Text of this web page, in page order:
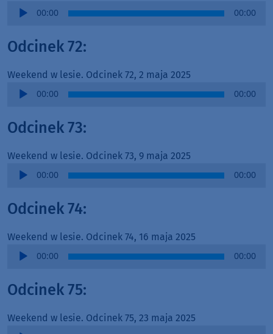
Audio
00:00 00:00
Odcinek 72:
Weekend w lesie. Odcinek 72, 2 maja 2025
Audio
00:00 00:00
Odcinek 73:
Weekend w lesie. Odcinek 73, 9 maja 2025
Audio
00:00 00:00
Odcinek 74:
Weekend w lesie. Odcinek 74, 16 maja 2025
Audio
00:00 00:00
Odcinek 75:
Weekend w lesie. Odcinek 75, 23 maja 2025
Audio